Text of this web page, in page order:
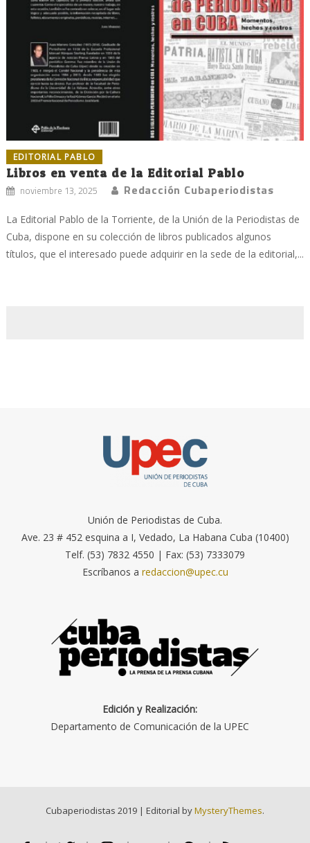
EDITORIAL PABLO
Libros en venta de la Editorial Pablo
noviembre 13, 2025 Redacción Cubaperiodistas
La Editorial Pablo de la Torriente, de la Unión de la Periodistas de
Cuba, dispone en su colección de libros publicados algunos
títulos, que el interesado puede adquirir en la sede de la editorial,...
Unión de Periodistas de Cuba.
Ave. 23 # 452 esquina a I, Vedado, La Habana Cuba (10400)
Telf. (53) 7832 4550 | Fax: (53) 7333079
Escríbanos a redaccion@upec.cu
Edición y Realización:
Departamento de Comunicación de la UPEC
Cubaperiodistas 2019 | Editorial byMysteryThemes.